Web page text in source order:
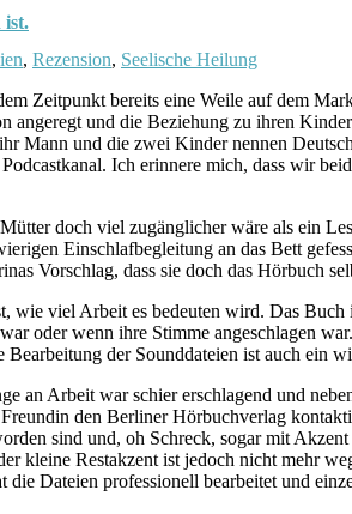
ist.
, Rezension, Seelische Heilung
Zeitpunkt bereits eine Weile auf dem
angeregt und die Beziehung zu ihren
Mann und die zwei Kinder nennen
Ich erinnere mich, dass wir
doch viel zugänglicher wäre als ein
Einschlafbegleitung an das Bett
Vorschlag, dass sie doch das Hörbuch
wie viel Arbeit es bedeuten wird. Das
oder wenn ihre Stimme angeschlagen
der Sounddateien ist auch ein
an Arbeit war schier erschlagend und
den Berliner Hörbuchverlag
sind und, oh Schreck, sogar mit
kleine Restakzent ist jedoch nicht mehr
die Dateien professionell bearbeitet und